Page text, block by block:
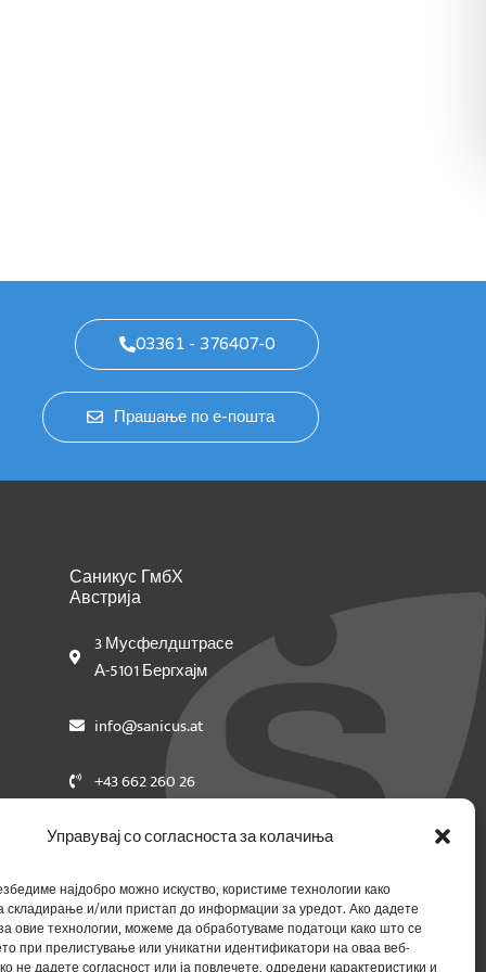
Управувај со согласноста за колачиња
најдобро можно искуство, користиме технологии како
складирање и/или пристап до информации за уредот. Ако дадете
овие технологии, можеме да обработуваме податоци како што се
при прелистување или уникатни идентификатори на оваа веб-
не дадете согласност или ја повлечете, одредени карактеристики и
03361 - 376407-0
Прашање по е-пошта
Саникус ГмбХ
Австрија
3 Мусфелдштрасе
А-5101 Бергхајм
info@sanicus.at
+43 662 260 26